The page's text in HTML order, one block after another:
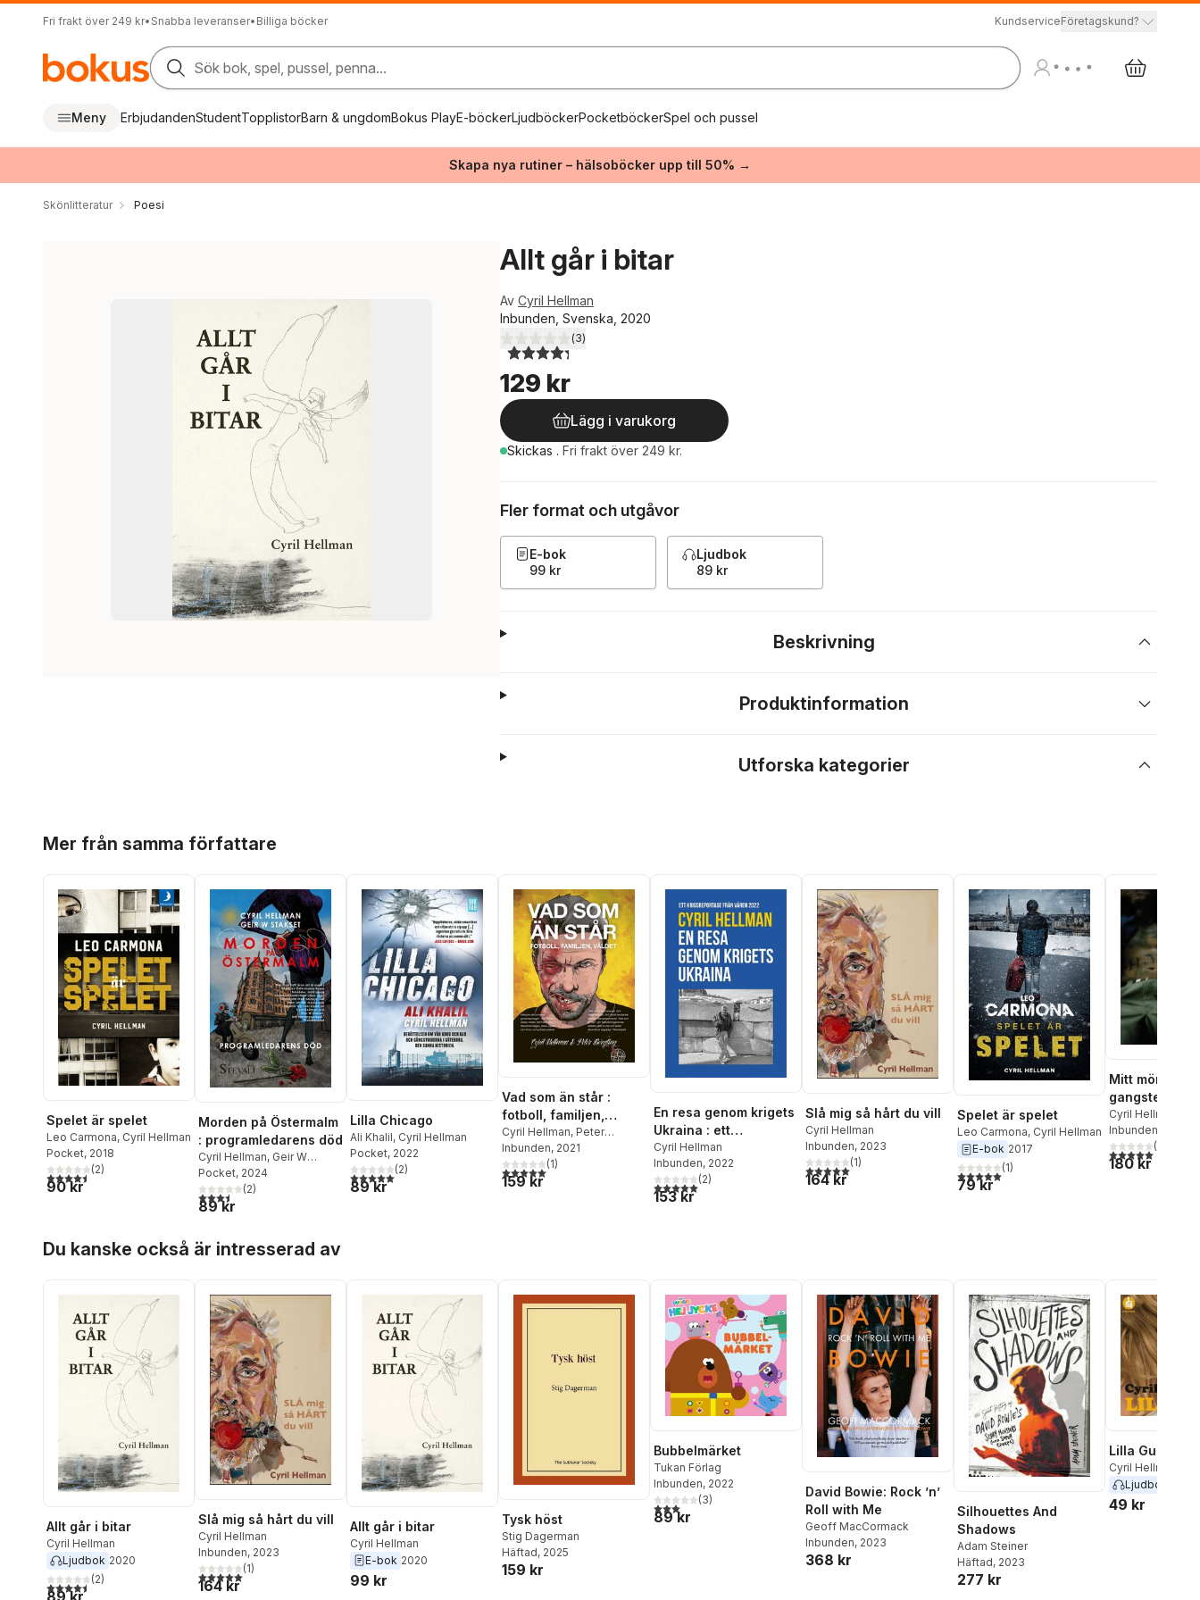
Fri frakt över 249 kr• Snabba leveranser• Billiga böcker KundserviceFöretagskund?
Sök bok, spel, pussel, penna...
Meny ErbjudandenStudentTopplistorBarn & ungdomBokus PlayE-böckerLjudböckerPocketböckerSpel och pussel
Skapa nya rutiner – hälsoböcker upp till 50% →
Skönlitteratur Poesi
Allt går i bitar
Av Cyril Hellman
Inbunden, Svenska, 2020
4,3utav 5 stjärnor. Totalt antal röster:
(3)
129 kr
Lägg i varukorg
Skickas . Fri frakt över 249 kr.
Fler format och utgåvor
E-bok
99 kr
Ljudbok
89 kr
Beskrivning
Produktinformation
Utforska kategorier
Mer från samma författare
Spelet är spelet
Leo Carmona, Cyril Hellman
Pocket, 2018
4,5utav 5 stjärnor. Totalt antal röster:
(2)
90 kr
Morden på Östermalm
: programledarens död
Cyril Hellman, Geir W
Stakset
Pocket, 2024
3,5utav 5 stjärnor. Totalt antal röster:
(2)
89 kr
Lilla Chicago
Ali Khalil, Cyril Hellman
Pocket, 2022
5,0utav 5 stjärnor. Totalt antal röster:
(2)
89 kr
Vad som än står :
fotboll, familjen,
våldet
Cyril Hellman, Peter
Bergting
Inbunden, 2021
5,0utav 5 stjärnor. Totalt antal röster:
(1)
159 kr
En resa genom krigets
Ukraina : ett
krigsreportage från
våren 2022
Cyril Hellman
Inbunden, 2022
5,0utav 5 stjärnor. Totalt antal röster:
(2)
153 kr
Slå mig så hårt du vill
Cyril Hellman
Inbunden, 2023
5,0utav 5 stjärnor. Totalt antal röster:
(1)
164 kr
Spelet är spelet
Leo Carmona, Cyril Hellman
E-bok 2017
5,0utav 5 stjärnor. Totalt antal röster:
(1)
79 kr
Mitt mörka
gangstern
reportern
Cyril Hellman
Inbunden
5,0utav 5(
180 kr
Du kanske också är intresserad av
Allt går i bitar
Cyril Hellman
Ljudbok 2020
4,5utav 5 stjärnor. Totalt antal röster:
(2)
89 kr
Slå mig så hårt du vill
Cyril Hellman
Inbunden, 2023
5,0utav 5 stjärnor. Totalt antal röster:
(1)
164 kr
Allt går i bitar
Cyril Hellman
E-bok 2020
99 kr
Tysk höst
Stig Dagerman
Häftad, 2025
159 kr
Bubbelmärket
Tukan Förlag
Inbunden, 2022
3,0utav 5 stjärnor. Totalt antal röster:
(3)
89 kr
David Bowie: Rock ’n’
Roll with Me
Geoff MacCormack
Inbunden, 2023
368 kr
Silhouettes And
Shadows
Adam Steiner
Häftad, 2023
277 kr
Lilla Gul
Cyril Hellman
Ljudbok
49 kr